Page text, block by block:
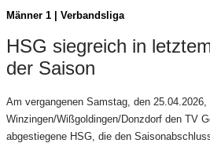
Männer 1 | Verbandsliga
HSG siegreich in
der Saison
Am vergangenen Samstag, den
Winzingen/Wißgoldingen/Donzdorf den TV
abgestiegene HSG, die den